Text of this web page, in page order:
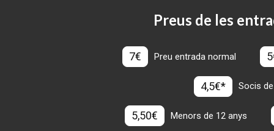
Preus de les
7€ Preu entrada normal
4,5€* Socis
5,50€ Menors de 12 anys